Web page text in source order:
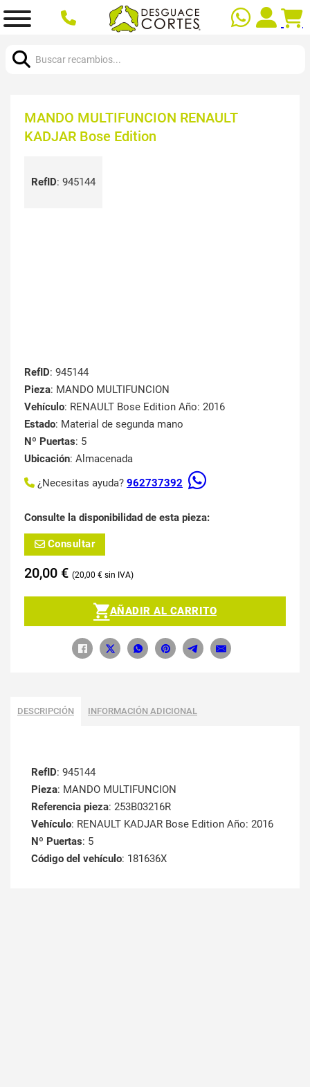
MANDO MULTIFUNCION RENAULT
KADJAR Bose Edition
RefID: 945144
RefID: 945144
Pieza: MANDO MULTIFUNCION
Vehículo: RENAULT Bose Edition Año: 2016
Estado: Material de segunda mano
Nº Puertas: 5
Ubicación: Almacenada
¿Necesitas ayuda? 962737392
Consulte la disponibilidad de esta pieza:
Consultar
20,00 € 20,00 €
AÑADIR AL CARRITO
DESCRIPCIÓN INFORMACIÓN ADICIONAL
RefID: 945144
Pieza: MANDO MULTIFUNCION
Referencia pieza: 253B03216R
Vehículo: RENAULT KADJAR Bose Edition Año: 2016
Nº Puertas: 5
Código del vehículo: 181636X